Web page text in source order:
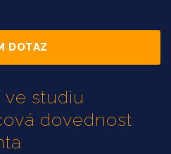
DOTAZ
ve studiu
dovednost